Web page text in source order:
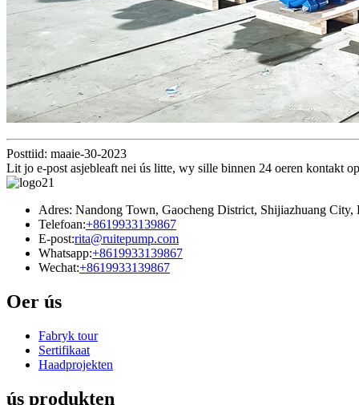
Posttiid: maaie-30-2023
Lit jo e-post asjebleaft nei ús litte, wy sille binnen 24 oeren kontakt
Adres: Nandong Town, Gaocheng District, Shijiazhuang
Telefoan:+8619933139867
E-post:rita@ruitepump.com
Whatsapp:+8619933139867
Wechat:+8619933139867
Oer ús
Fabryk tour
Sertifikaat
Haadprojekten
ús produkten